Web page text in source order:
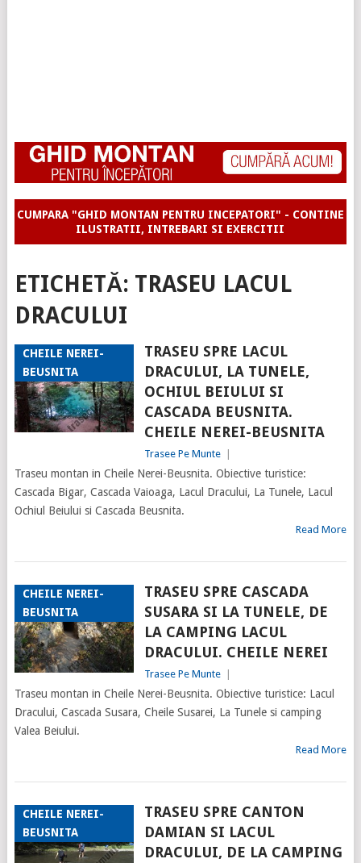
CUMPARA "GHID MONTAN PENTRU INCEPATORI" - CONTINE
ILUSTRATII, INTREBARI SI EXERCITII
ETICHETĂ: TRASEU LACUL
DRACULUI
CHEILE NEREI-
BEUSNITA
TRASEU SPRE LACUL
DRACULUI, LA TUNELE,
OCHIUL BEIULUI SI
CASCADA BEUSNITA.
CHEILE NEREI-BEUSNITA
Trasee Pe Munte
Traseu montan in Cheile Nerei-Beusnita. Obiective turistice:
Cascada Bigar, Cascada Vaioaga, Lacul Dracului, La Tunele, Lacul
Ochiul Beiului si Cascada Beusnita.
Read More
CHEILE NEREI-
BEUSNITA
TRASEU SPRE CASCADA
SUSARA SI LA TUNELE, DE
LA CAMPING LACUL
DRACULUI. CHEILE NEREI
Trasee Pe Munte
Traseu montan in Cheile Nerei-Beusnita. Obiective turistice: Lacul
Dracului, Cascada Susara, Cheile Susarei, La Tunele si camping
Valea Beiului.
Read More
CHEILE NEREI-
BEUSNITA
TRASEU SPRE CANTON
DAMIAN SI LACUL
DRACULUI, DE LA CAMPING